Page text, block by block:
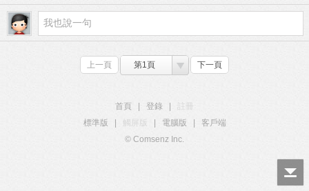
上一頁 第1頁 下一頁
首頁 登錄
標準版
觸屏版 電腦版
客戶端
© Comsenz Inc.